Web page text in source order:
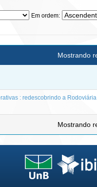
Em ordem:
Mostrando
: redescobrindo a
Mostrando